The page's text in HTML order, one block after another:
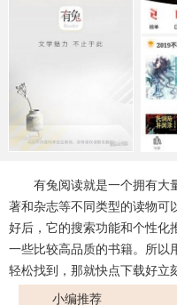
新闻阅读
43款应用
96款应用
有兔阅读就是一个拥有大
著和杂志等不同类型的读物可
好后，它的搜索功能和个性化
一些比较高品质的书籍。所以
轻松找到，那就快点下载好立
小编推荐